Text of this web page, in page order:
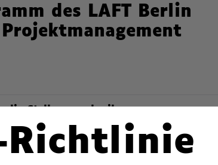
Richtlinie
des LAFT Berlin
Stellenausschreibung:
des LAFT Berlin, die dezidiert auf die